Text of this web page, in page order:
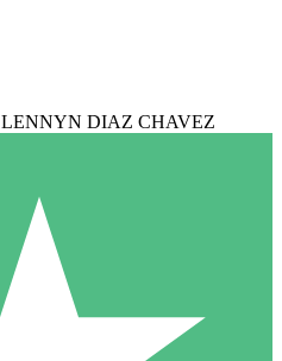
LENNYN DIAZ CHAVEZ